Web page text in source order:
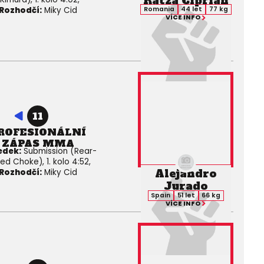
Miky Cid Romania 44 let
77 kg
VÍCE INFO
11
ZÁPAS MMA
Submission (Rear-
Choke), 1. kolo 4:52,
Miky Cid
Alejandro
Jurado
Spain 51 let
66 kg
VÍCE INFO